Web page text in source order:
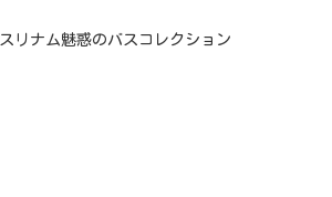
スリナム魅惑のバスコレクション